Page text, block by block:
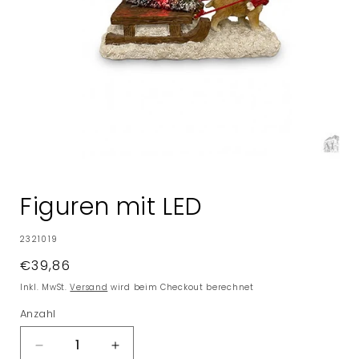
Modal
öffnen
Figuren mit LED
SKU:
2321019
Normaler
Preis
€39,86
Inkl. MwSt.Versand wird beim Checkout berechnet
Anzahl
Verringere
Erhöhe